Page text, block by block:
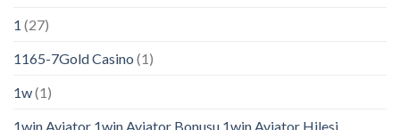
1 (27)
1165-7Gold Casino (1)
1w(1)
1win Aviator 1win Aviator Bonusu 1win Aviator Hilesi